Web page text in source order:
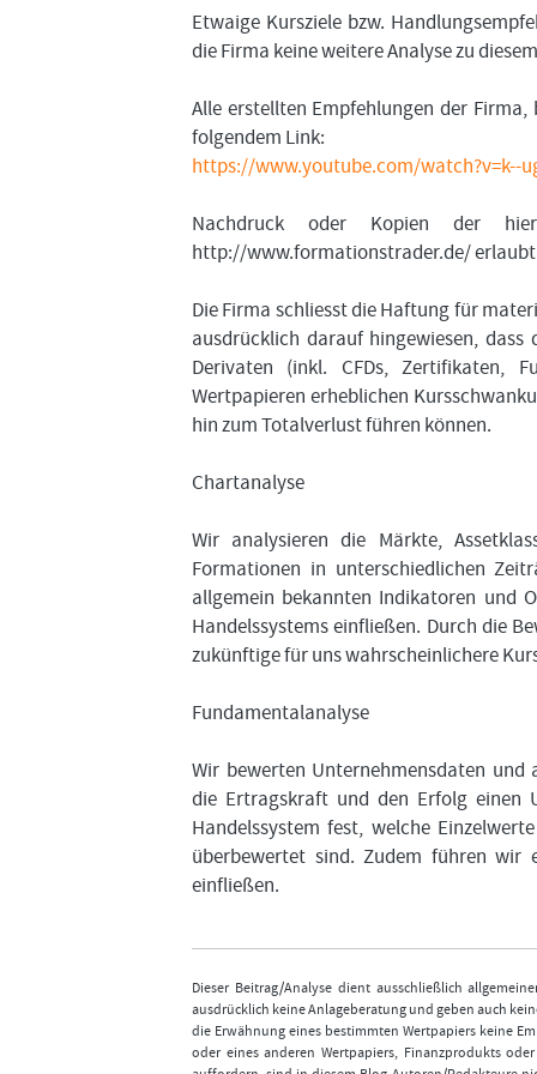
Etwaige Kursziele bzw.
die Firma keine weitere Analyse zu
Alle erstellten Empfehlungen der
folgendem Link:
https://www.youtube.com/watch?v=k--
Nachdruck oder Kopien der
http://www.formationstrader.de/
Die Firma schliesst die Haftung für
ausdrücklich darauf hingewiesen, dass
Derivaten (inkl. CFDs, Zertifikaten,
Wertpapieren erheblichen
hin zum Totalverlust führen können.
Chartanalyse
Wir analysieren die Märkte,
Formationen in unterschiedlichen
allgemein bekannten Indikatoren und
Handelssystems einfließen. Durch die
zukünftige für uns wahrscheinlichere
Fundamentalanalyse
Wir bewerten Unternehmensdaten
die Ertragskraft und den Erfolg einen
Handelssystem fest, welche
überbewertet sind. Zudem führen wir
einfließen.
Dieser Beitrag/Analyse dient ausschließlich
ausdrücklich keine Anlageberatung und geben auch
die Erwähnung eines bestimmten Wertpapiers keine
oder eines anderen Wertpapiers, Finanzprodukts